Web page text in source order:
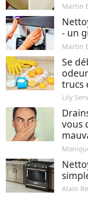
Martin
- un
Martin
Se
trucs
Lily
vous
Alain